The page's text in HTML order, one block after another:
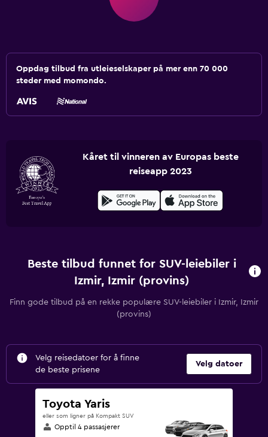
Oppdag tilbud fra utleieselskaper på mer enn 70 000
steder med momondo.
Kåret til vinneren av Europas beste
reiseapp 2023
Beste tilbud funnet for SUV-leiebiler i
Izmir, Izmir (provins)
Finn gode tilbud på en rekke populære SUV-leiebiler i Izmir, Izmir
(provins)
Velg reisedatoer for å finne
de beste prisene
Velg datoer
Toyota Yaris
eller som ligner på Kompakt SUV
Opptil 4 passasjerer